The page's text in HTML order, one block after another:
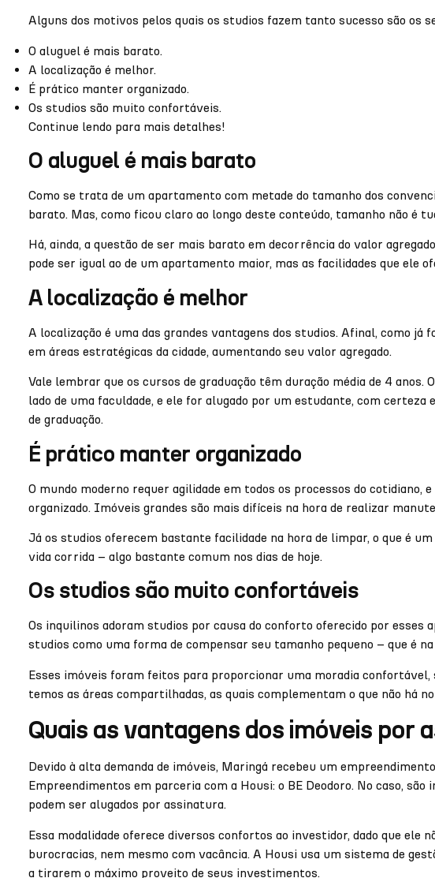
Alguns dos motivos pelos quais os studios fazem tanto sucesso são os
O aluguel é mais barato.
A localização é melhor.
É prático manter organizado.
Os studios são muito confortáveis.
Continue lendo para mais detalhes!
O aluguel é mais barato
Como se trata de um apartamento com metade do tamanho dos
barato. Mas, como ficou claro ao longo deste conteúdo, tamanho não é
Há, ainda, a questão de ser mais barato em decorrência do valor
pode ser igual ao de um apartamento maior, mas as facilidades que ele
A localização é melhor
A localização é uma das grandes vantagens dos studios. Afinal, como
em áreas estratégicas da cidade, aumentando seu valor agregado.
Vale lembrar que os cursos de graduação têm duração média de 4 anos.
lado de uma faculdade, e ele for alugado por um estudante, com certeza
de graduação.
É prático manter organizado
O mundo moderno requer agilidade em todos os processos do cotidiano,
organizado. Imóveis grandes são mais difíceis na hora de realizar
Já os studios oferecem bastante facilidade na hora de limpar, o que é
vida corrida – algo bastante comum nos dias de hoje.
Os studios são muito confortáveis
Os inquilinos adoram studios por causa do conforto oferecido por esses
studios como uma forma de compensar seu tamanho pequeno – que é
Esses imóveis foram feitos para proporcionar uma moradia confortável,
temos as áreas compartilhadas, as quais complementam o que não há
Quais as vantagens dos imóveis por
Devido à alta demanda de imóveis, Maringá recebeu um
Empreendimentos em parceria com a Housi: o BE Deodoro. No caso, são
podem ser alugados por assinatura.
Essa modalidade oferece diversos confortos ao investidor, dado que ele
burocracias, nem mesmo com vacância. A Housi usa um sistema de
a tirarem o máximo proveito de seus investimentos.